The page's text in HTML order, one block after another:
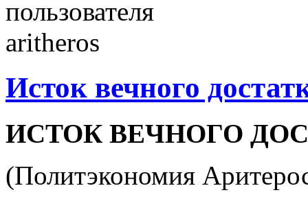
Исток вечного
ИСТОК ВЕЧНОГО
(Политэкономия